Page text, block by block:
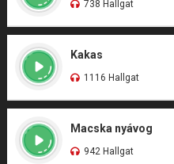
738 Hallgat
Kakas
1116 Hallgat
Macska nyávog
942 Hallgat